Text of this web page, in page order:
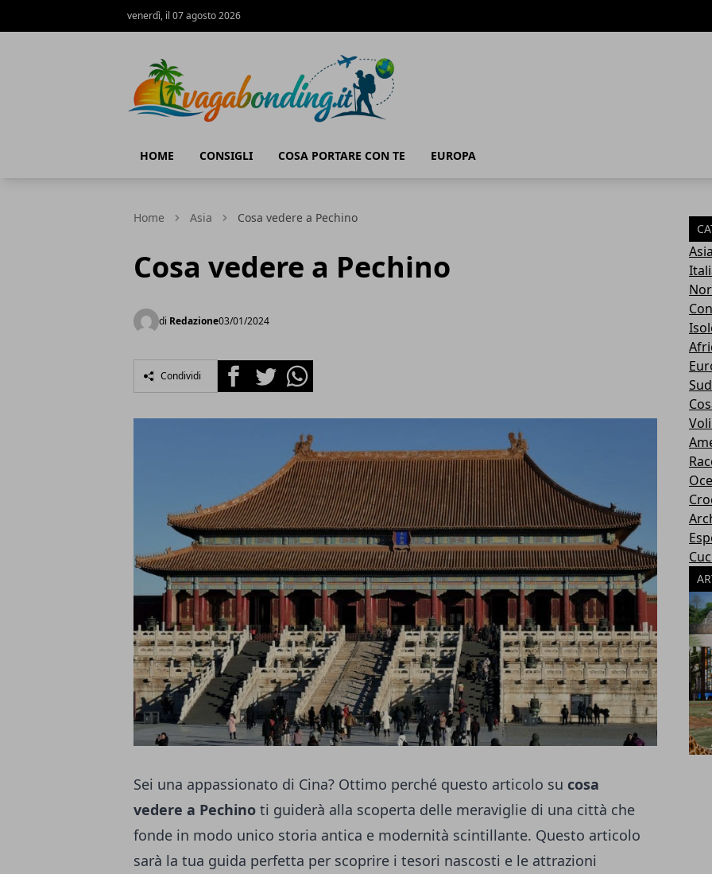
venerdì, il 07 agosto 2026
HOME CONSIGLI COSA PORTARE CON TE EUROPA
Home Asia Cosa vedere a Pechino
Cosa vedere a Pechino
di Redazione03/01/2024
Condividi FacebookTwitterWhatsapp
Sei una appassionato di Cina? Ottimo perché questo articolo su cosa
vedere a Pechino ti guiderà alla scoperta delle meraviglie di una città che
fonde in modo unico storia antica e modernità scintillante. Questo articolo
sarà la tua guida perfetta per scoprire i tesori nascosti e le attrazioni